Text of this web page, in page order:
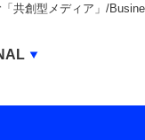
共創型メディア」/